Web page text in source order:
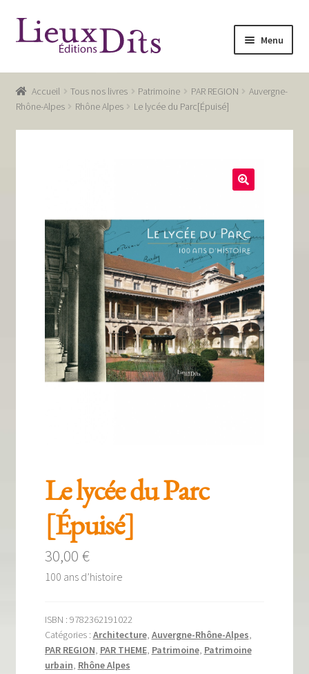
Aller
à
navigation
Aller
au
Menu
Accueil
Commande
Conditions générales de vente
Mon compte
Recevoir notre newsletter
Tous nos livres
La qualité Lieux Dits
Nous contacter
Accueil Tous nos livres Patrimoine PAR REGION
Auvergne-
Rhône-Alpes
Rhône Alpes Le lycée du Parc[Épuisé]
Le lycée du Parc
[Épuisé]
30,00 €
100 ans d’histoire
ISBN : 9782362191022
Catégories : Architecture, Auvergne-Rhône-Alpes,
PAR REGION, PAR THEME, Patrimoine, Patrimoine
urbain, Rhône Alpes